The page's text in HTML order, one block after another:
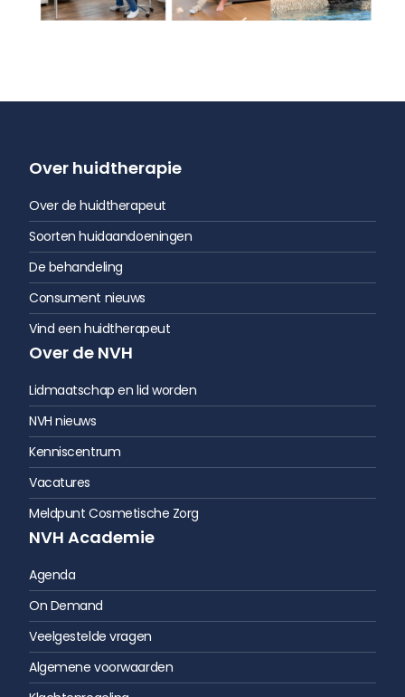
Over huidtherapie
Over de huidtherapeut
Soorten huidaandoeningen
De behandeling
Consument nieuws
Vind een huidtherapeut
Over de NVH
Lidmaatschap en lid worden
NVH nieuws
Kenniscentrum
Vacatures
Meldpunt Cosmetische Zorg
NVH Academie
Agenda
On Demand
Veelgestelde vragen
Algemene voorwaarden